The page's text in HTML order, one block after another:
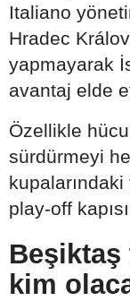
Italiano
Hradec
yapmayarak
avantaj elde
Özellikle
sürdürmeyi
play-off
kim